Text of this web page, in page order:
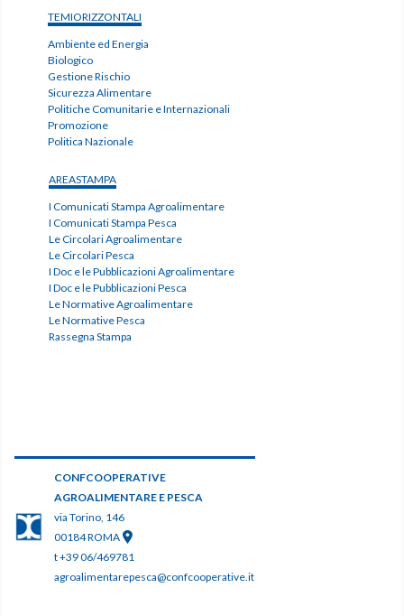
CONFCOOPERATIVE
AGROALIMENTARE E PESCA
via Torino, 146
00184 ROMA
t +39 06/469781
agroalimentarepesca@confcooperative.it
TEMIORIZZONTALI
Ambiente ed Energia
Biologico
Gestione Rischio
Sicurezza Alimentare
Politiche Comunitarie e Internazionali
Promozione
Politica Nazionale
AREASTAMPA
I Comunicati Stampa Agroalimentare
I Comunicati Stampa Pesca
Le Circolari Agroalimentare
Le Circolari Pesca
I Doc e le Pubblicazioni Agroalimentare
I Doc e le Pubblicazioni Pesca
Le Normative Agroalimentare
Le Normative Pesca
Rassegna Stampa